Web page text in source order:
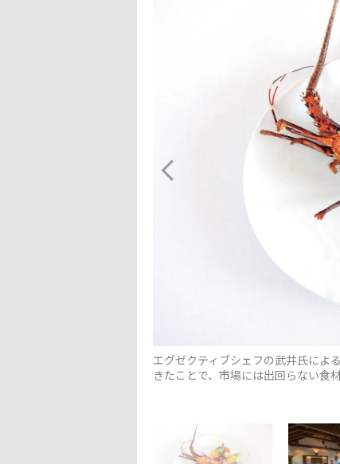
エグゼクティブシェフの武井氏によ
きたことで、市場には出回らない食